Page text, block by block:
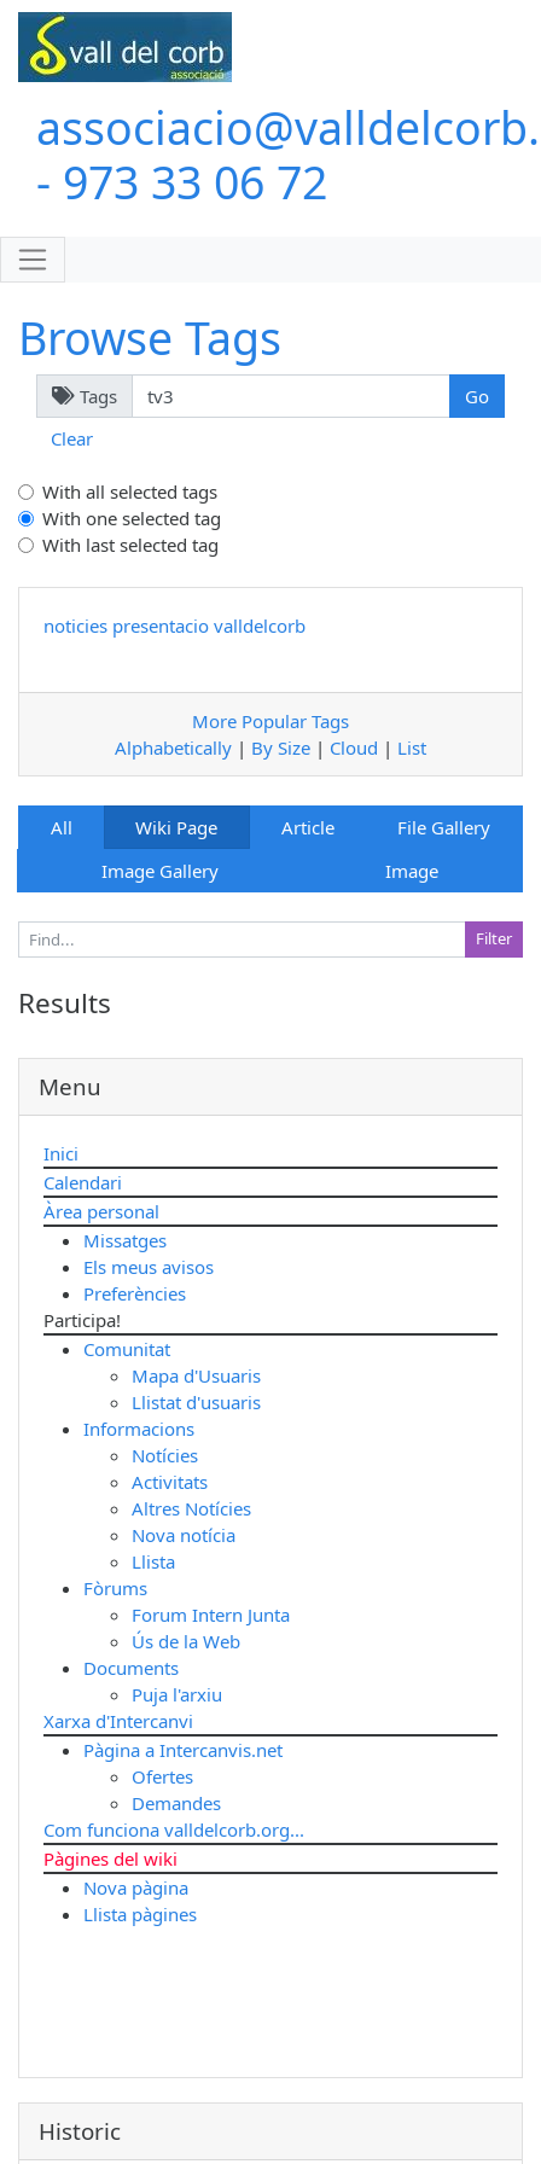
- 973 33 06 72
Browse Tags
Tags
Clear
With all selected tags
With one selected tag
With last selected tag
noticies presentacio valldelcorb
More Popular Tags
Alphabetically | By Size | Cloud | List
All Wiki Page Article
File Gallery
Image Gallery
Image
Results
Menu
Inici
Calendari
Àrea personal
Missatges
Els meus avisos
Preferències
Participa!
Comunitat
Mapa d'Usuaris
Llistat d'usuaris
Informacions
Notícies
Activitats
Altres Notícies
Nova notícia
Llista
Fòrums
Forum Intern Junta
Ús de la Web
Documents
Puja l'arxiu
Xarxa d'Intercanvi
Pàgina a Intercanvis.net
Ofertes
Demandes
Com funciona valldelcorb.org...
Pàgines del wiki
Nova pàgina
Llista pàgines
Historic